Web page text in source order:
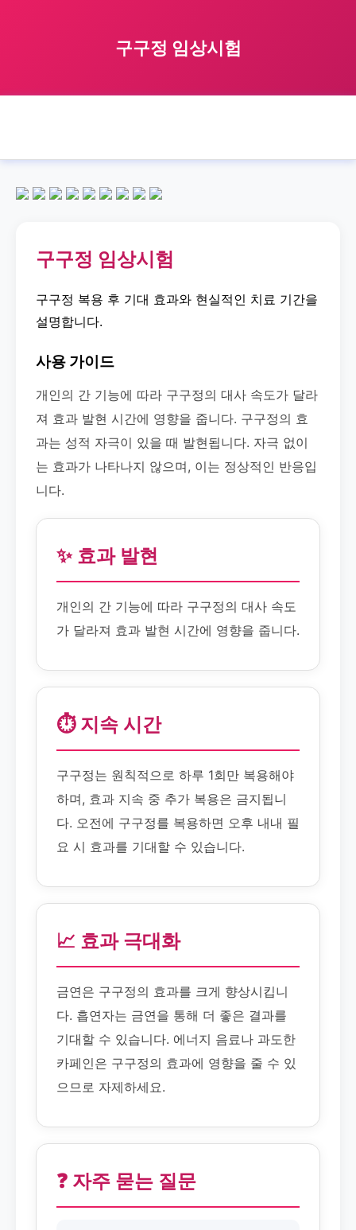
구구정 임상시험
구구정 임상시험
구구정 복용 후 기대 효과와 현실적인 치료 기간을
설명합니다.
사용 가이드
개인의 간 기능에 따라 구구정의 대사 속도가 달라
져 효과 발현 시간에 영향을 줍니다. 구구정의 효
과는 성적 자극이 있을 때 발현됩니다. 자극 없이
는 효과가 나타나지 않으며, 이는 정상적인 반응입
니다.
✨ 효과 발현
개인의 간 기능에 따라 구구정의 대사 속도
가 달라져 효과 발현 시간에 영향을 줍니다.
⏱️ 지속 시간
구구정는 원칙적으로 하루 1회만 복용해야
하며, 효과 지속 중 추가 복용은 금지됩니
다. 오전에 구구정를 복용하면 오후 내내 필
요 시 효과를 기대할 수 있습니다.
📈 효과 극대화
금연은 구구정의 효과를 크게 향상시킵니
다. 흡연자는 금연을 통해 더 좋은 결과를
기대할 수 있습니다. 에너지 음료나 과도한
카페인은 구구정의 효과에 영향을 줄 수 있
으므로 자제하세요.
❓ 자주 묻는 질문